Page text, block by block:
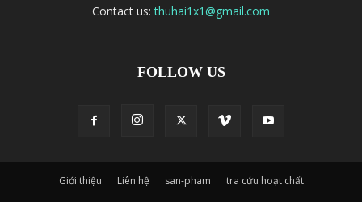
Contact us:thuhai1x1@gmail.com
FOLLOW US
Giới thiệu Liên hệ san-pham tra cứu hoạt chất